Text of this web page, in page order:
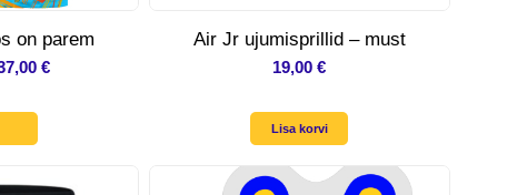
on parem
€Hinnavahemik:
Air Jr ujumisprillid – must
19,00€
Lisa korvi